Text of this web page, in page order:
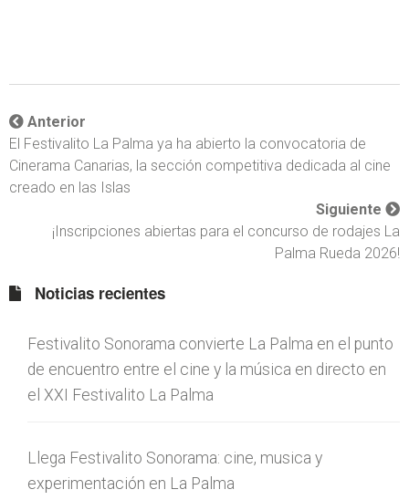
Anterior
El Festivalito La Palma ya ha abierto la convocatoria de
Cinerama Canarias, la sección competitiva dedicada al cine
creado en las Islas
Siguiente
¡Inscripciones abiertas para el concurso de rodajes La
Palma Rueda 2026!
Noticias recientes
Festivalito Sonorama convierte La Palma en el punto
de encuentro entre el cine y la música en directo en
el XXI Festivalito La Palma
Llega Festivalito Sonorama: cine, musica y
experimentación en La Palma